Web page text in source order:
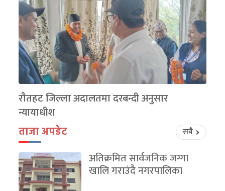
रौतहट जिल्ला अदालतमा दरबन्दी अनुसार
न्यायाधीश
ताजा अपडेट सबै
अतिक्रमित सार्वजनिक जग्गा
खालि गराउंदै नगरपालिका